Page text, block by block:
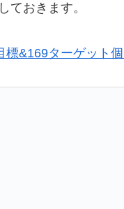
ておきます。
&169ターゲット